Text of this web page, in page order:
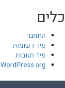
כלים
התחבר
פיד רשומות
פיד תגובות
WordPress.org